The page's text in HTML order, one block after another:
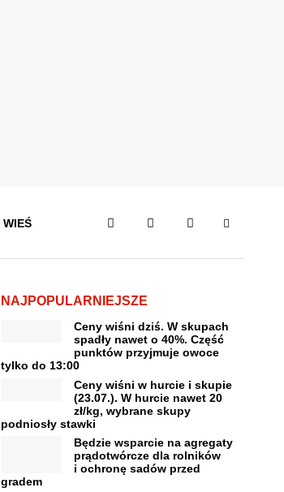
WIEŚ
NAJPOPULARNIEJSZE
Ceny wiśni dziś. W skupach
spadły nawet o 40%. Część
punktów przyjmuje owoce
tylko do 13:00
Ceny wiśni w hurcie i skupie
(23.07.). W hurcie nawet 20
zł/kg, wybrane skupy
podniosły stawki
Będzie wsparcie na agregaty
prądotwórcze dla rolników
i ochronę sadów przed
gradem